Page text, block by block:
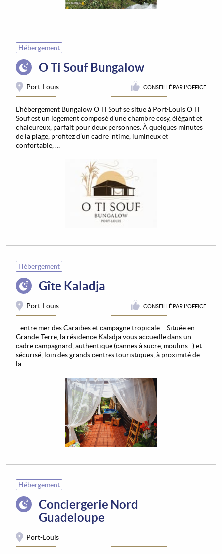
Hébergement
O Ti Souf Bungalow
Port-Louis CONSEILLÉ PAR L'OFFICE
L’hébergement Bungalow O Ti Souf se situe à Port-Louis O Ti
Souf est un logement composé d'une chambre cosy, élégant et
chaleureux, parfait pour deux personnes. À quelques minutes
de la plage, profitez d’un cadre intime, lumineux et
confortable, …
Hébergement
Gîte Kaladja
Port-Louis CONSEILLÉ PAR L'OFFICE
...entre mer des Caraïbes et campagne tropicale ... Située en
Grande-Terre, la résidence Kaladja vous accueille dans un
cadre campagnard, authentique (cannes à sucre, moulins...) et
sécurisé, loin des grands centres touristiques, à proximité de
la …
Hébergement
Conciergerie Nord
Guadeloupe
Port-Louis